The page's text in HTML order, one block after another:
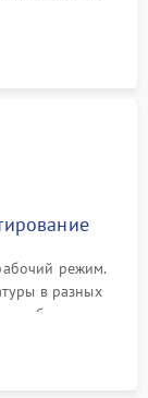
— замена
блока.
режим.
в разных
стабильности
корпуса.